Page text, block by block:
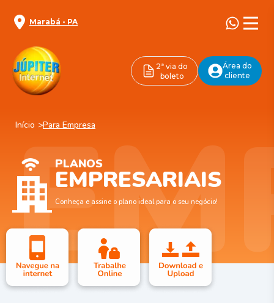
Marabá - PA
2ª via do
boleto
Área do
cliente
Início Para Empresa
PLANOS
EMPRESARIAIS
Conheça e assine o plano ideal para o seu negócio!